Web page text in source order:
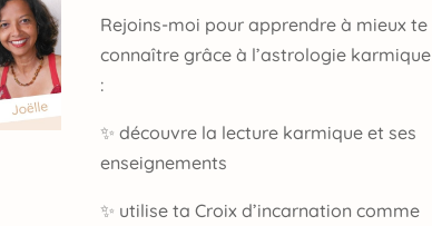
Rejoins-moi pour apprendre à mieux te
connaître grâce à l’astrologie karmique
:
✨ découvre la lecture karmique et ses
enseignements
✨ utilise ta Croix d’incarnation comme